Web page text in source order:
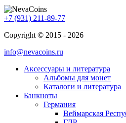
+7 (931) 211-89-77
Copyright © 2015 - 2026
info@nevacoins.ru
Аксессуары и литература
Альбомы для монет
Каталоги и литература
Банкноты
Германия
Веймарская